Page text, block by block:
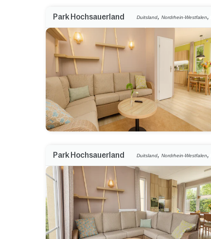
Park Hochsauerland Duitsland,Nordrhein-Westfalen,
Park Hochsauerland Duitsland,Nordrhein-Westfalen,